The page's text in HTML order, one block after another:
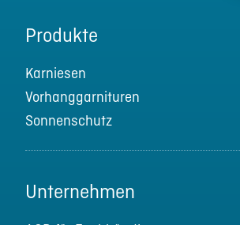
Produkte
Karniesen
Vorhanggarnituren
Sonnenschutz
Unternehmen